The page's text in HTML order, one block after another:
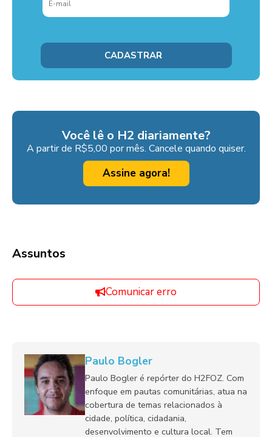
Você lê o H2 diariamente?
A partir de R$5,00 por mês. Cancele quando quiser.
Assine agora!
Assuntos
Comunicar erro
Paulo Bogler
Paulo Bogler é repórter do H2FOZ. Com
enfoque em pautas comunitárias, atua na
cobertura de temas relacionados à
cidade, política, cidadania,
desenvolvimento e cultura local. Tem